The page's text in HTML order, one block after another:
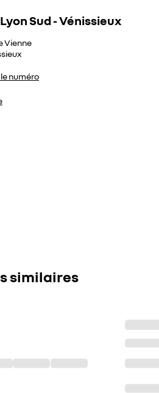
Sud - Vénissieux
Vienne
numéro
similaires